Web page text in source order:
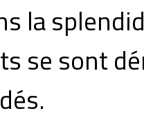
la
se sont